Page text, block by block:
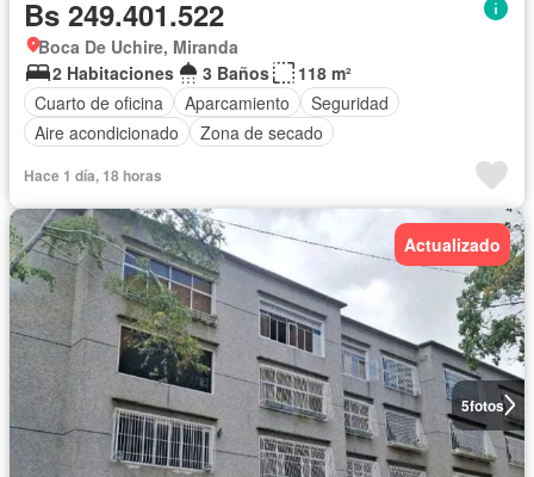
Bs 249.401.522
Boca De Uchire, Miranda
2 Habitaciones
3 Baños
118 m²
Cuarto de oficina
Aparcamiento
Seguridad
Aire acondicionado
Zona de secado
Hace 1 día, 18 horas
5fotos
Actualizado